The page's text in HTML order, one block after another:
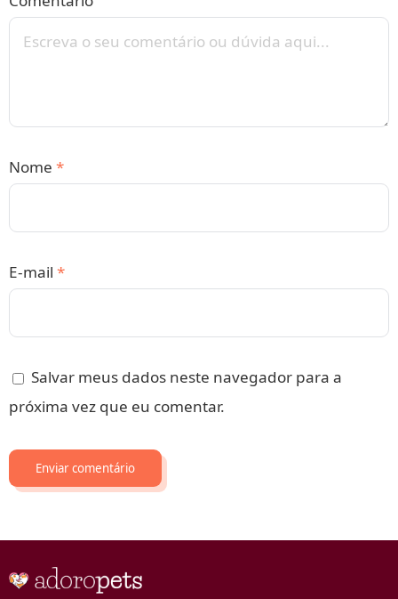
Nome *
E-mail *
Salvar meus dados neste navegador para a
próxima vez que eu comentar.